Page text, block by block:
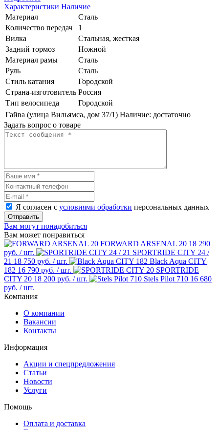
Характеристики Наличие
Материал
Сталь
Количество передач
1
Вилка
Стальная, жесткая
Задний тормоз
Ножной
Материал рамы
Сталь
Руль
Сталь
Стиль катания
Городской
Страна-изготовитель Россия
Тип велосипеда
Городской
Гайва (улица Вильямса, дом 37/1) Наличие: достаточно
Задать вопрос о товаре
Я согласен с условиями обработки персональных данных
Отправить
Вам могут понадобиться
Вам может понравиться
FORWARD ARSENAL 20 18 290
руб. / шт.
SPORTRIDE CITY 24 /
21 18 750 руб. / шт.
Black Aqua CITY
182 16 790 руб. / шт.
SPORTRIDE
CITY 20 18 200 руб. / шт. Stels Pilot 710 16 680
руб. / шт.
Компания
О компании
Вакансии
Контакты
Информация
Акции и спецпредложения
Статьи
Новости
Услуги
Помощь
Оплата и доставка